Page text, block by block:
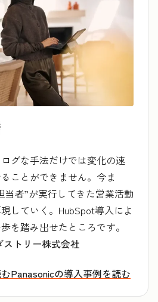
グな手法だけでは変化の速
ことができません。今ま
当者”が実行してきた営業活動
していく。HubSpot導入によ
を踏み出せたところです。
トリー株式会社
Panasonicの導入事例を読む